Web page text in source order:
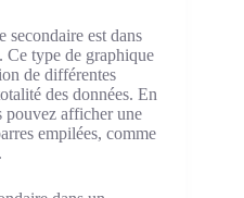
secondaire est dans
Ce type de graphique
de différentes
des données. En
pouvez afficher une
empilées, comme